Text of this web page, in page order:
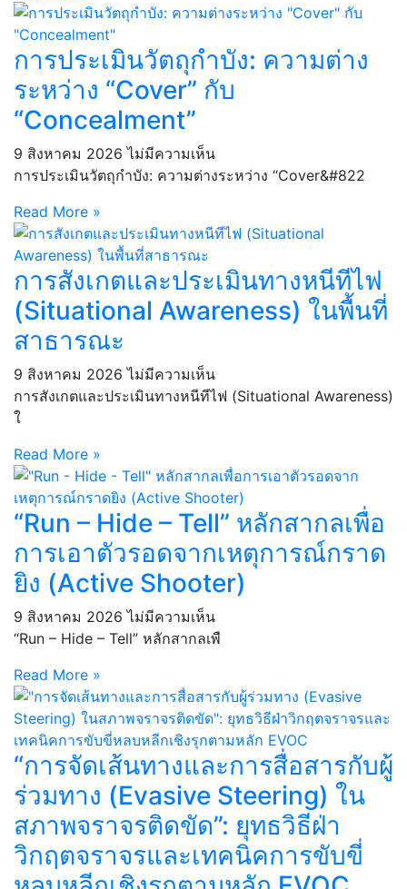
การประเมินวัตถุกำบัง: ความต่าง
ระหว่าง “Cover” กับ
“Concealment”
9 สิงหาคม 2026ไม่มีความเห็น
การประเมินวัตถุกำบัง: ความต่างระหว่าง “Cover&#822
Read More »
การสังเกตและประเมินทางหนีทีไฟ
(Situational Awareness) ในพื้นที่
สาธารณะ
9 สิงหาคม 2026ไม่มีความเห็น
การสังเกตและประเมินทางหนีทีไฟ (Situational Awareness)
ใ
Read More »
“Run – Hide – Tell” หลักสากลเพื่อ
การเอาตัวรอดจากเหตุการณ์กราด
ยิง (Active Shooter)
9 สิงหาคม 2026ไม่มีความเห็น
“Run – Hide – Tell” หลักสากลเพื
Read More »
“การจัดเส้นทางและการสื่อสารกับผู้
ร่วมทาง (Evasive Steering) ใน
สภาพจราจรติดขัด”: ยุทธวิธีฝ่า
วิกฤตจราจรและเทคนิคการขับขี่